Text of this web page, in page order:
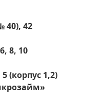
40), 42
8, 10
(корпус 1,2)